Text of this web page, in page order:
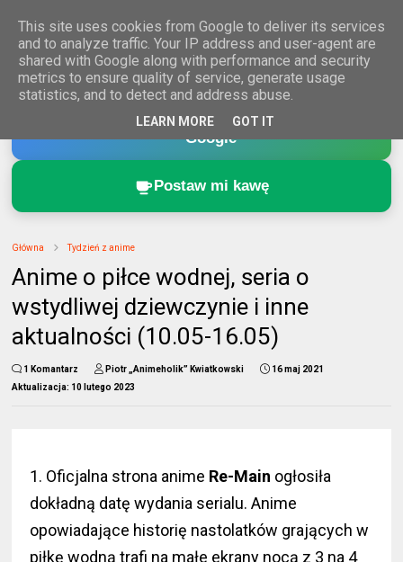
Dodaj Animeholik.pl do ulubionych źródeł w
Google
Postaw mi kawę
Główna Tydzień z anime
Anime o piłce wodnej, seria o
wstydliwej dziewczynie i inne
aktualności (10.05-16.05)
1 Komantarz Piotr „Animeholik” Kwiatkowski
16 maj 2021
Aktualizacja: 10 lutego 2023
1. Oficjalna strona anime Re-Main ogłosiła
dokładną datę wydania serialu. Anime
opowiadające historię nastolatków grających w
piłkę wodną trafi na małe ekrany nocą z 3 na 4
This site uses cookies from Google to deliver its services
and to analyze traffic. Your IP address and user-agent are
shared with Google along with performance and security
metrics to ensure quality of service, generate usage
statistics, and to detect and address abuse.
LEARN MORE GOT IT